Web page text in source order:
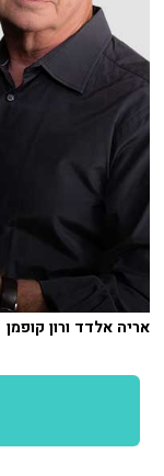
אריה אלדד ורון קופמן